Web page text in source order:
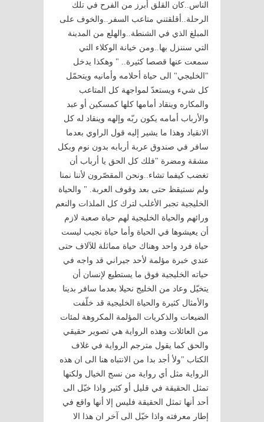
الناس..كان القلق أبرز من الفرح في تلك
الرحلة..أقلقتني متاعب السفر..والخوف على
المبلغ الذي في الشنطة..والهلع من المدينة
التي سننزل بها..ومن خيانة الوكلاء التي
سمعت عنها قصصا كثيرة.. " وهكذا يدخل
"الخليجي" الى حياة أحلامه وأمانيه ويتحمّل
كل شيء ويستعدّ لمواجهة كل المتاعب
والمكاره وينقاد أمامها كلها كمسكين أو عبد
والأرباب أمامه يكون ربّه وإلهه وينقاد له كل
الانقياد وهذا ما يشير إليه قول الراوي بعدما
سافر في صندوق عربة أربابه بدون نوم وبكل
مشقة ومضرة "فلك كل الحق يا أرباب أن
تغضب كيفما تشاء..ونحن المقصّرون لأننا نمنا
ولم نستيقظ حتى بعد وقوف العربة. " والحياة
الخليجية تجبر الأغلب لترك كل الملذات والنعم
ورائهم والحياة الخليجية لهم حياة صعبة لازم
أن يعيشوها في الحياة وأما حياة نجيب ليست
حياة فرد واحد وهناك حياة مماثلة للآلاف حتى
عندي خبرة مؤلمة لأحد جيراني قد واجه في
حياته الخليجية فوق ما يستطيع لإنسان أن
يتخيّل وعاد من الخليج نحيلا بعدما سافر بدينا
والأمثال كثيرة والحياة الخليجية قد خلّفت
الضيعات والذكريات المؤلمة المكروهة لمئات
من العائلات وهذه الرواية هي تصوير حقيقي
والحق كما يقول مترجم الرواية في غلاف
الكتاب "ولأ أجد بدا من الانتباه هنا الى ان هذه
الرواية مثل أي رواية من نسج الخيال ولكنها
تمثل الحقيقة في قليل أو كثير واذا خيّل الى
أحد أنها تمثل الحقيقة فليس إلا أنها واقع في
إطار معرفته واذا خيّل الى آخر ان هذا الا